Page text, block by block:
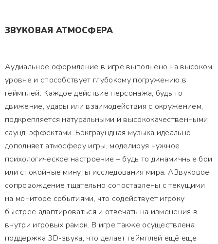
ЗВУКОВАЯ АТМОСФЕРА
Аудиальное оформление в игре выполнено на высоком
уровне и способствует глубокому погружению в
геймплей. Каждое действие персонажа, будь то
движение, удары или взаимодействия с окружением,
подкрепляется натуральными и высококачественными
саунд-эффектами. Бэкграундная музыка идеально
дополняет атмосферу игры, моделируя нужное
психологическое настроение – будь то динамичные бои
или спокойные минуты исследования мира. АЗвуковое
сопровождение тщательно сопоставлены с текущими
на мониторе событиями, что содействует игроку
быстрее адаптироваться и отвечать на изменения в
внутри игровых рамок. В игре также осуществлена
поддержка 3D-звука, что делает геймплей ещё еще